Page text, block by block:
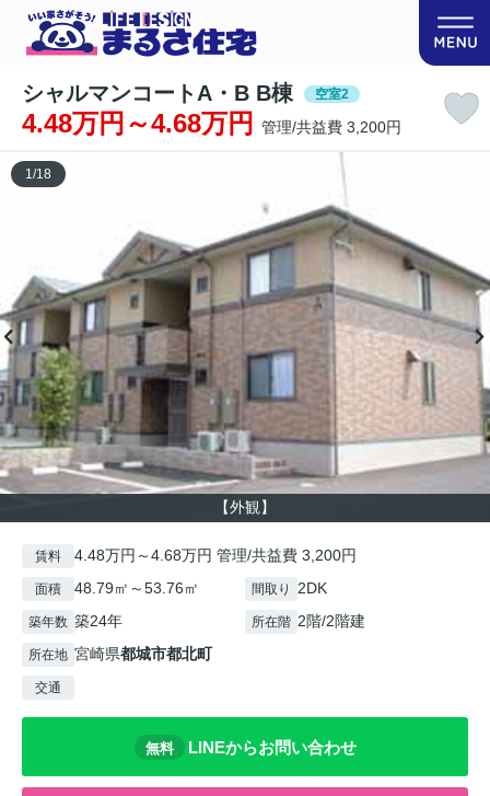
シャルマンコートA・B B棟 空室2
4.48万円～4.68万円 管理/共益費 3,200円
【外観】
1/18
賃料 4.48万円～4.68万円 管理/共益費 3,200円
面積 48.79㎡～53.76㎡ 間取り 2DK
築年数 築24年 所在階 2階/2階建
所在地 宮崎県都城市都北町
交通
無料 LINEからお問い合わせ